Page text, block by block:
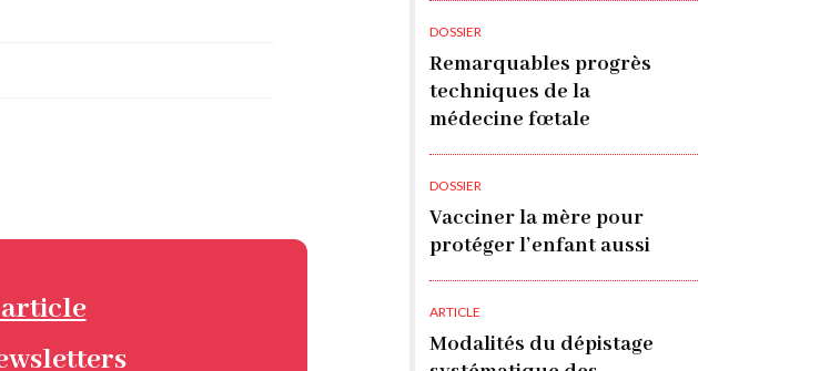
DOSSIER
Remarquables progrès
techniques de la
médecine fœtale
DOSSIER
Vacciner la mère pour
protéger l’enfant aussi
ARTICLE
Modalités du dépistage